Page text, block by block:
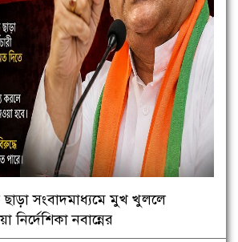
সংবাদমাধ্যমে মুখ খুললে
নবান্নের